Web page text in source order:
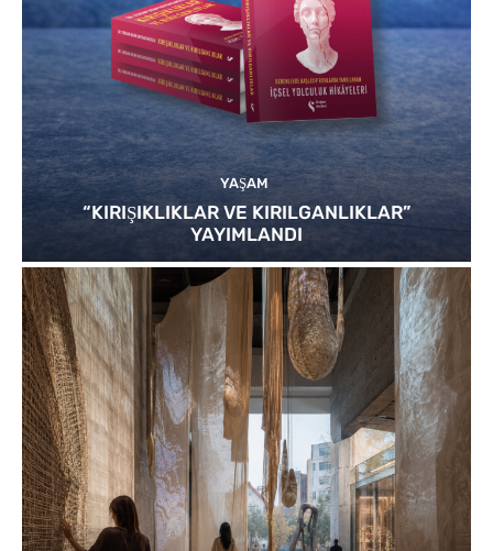
YAŞAM
“KIRIŞIKLIKLAR VE KIRILGANLIKLAR”
YAYIMLANDI